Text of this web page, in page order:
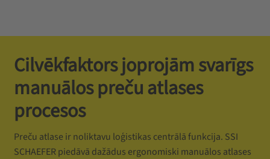
Cilvēkfaktors joprojām svarīgs
manuālos preču atlases
procesos
Preču atlase ir noliktavu loģistikas centrālā funkcija. SSI
SCHAEFER piedāvā dažādus ergonomiski manuālos atlases